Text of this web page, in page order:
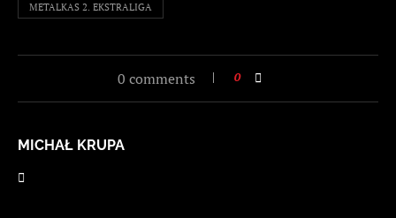
METALKAS 2. EKSTRALIGA
0 comments 0
MICHAŁ KRUPA